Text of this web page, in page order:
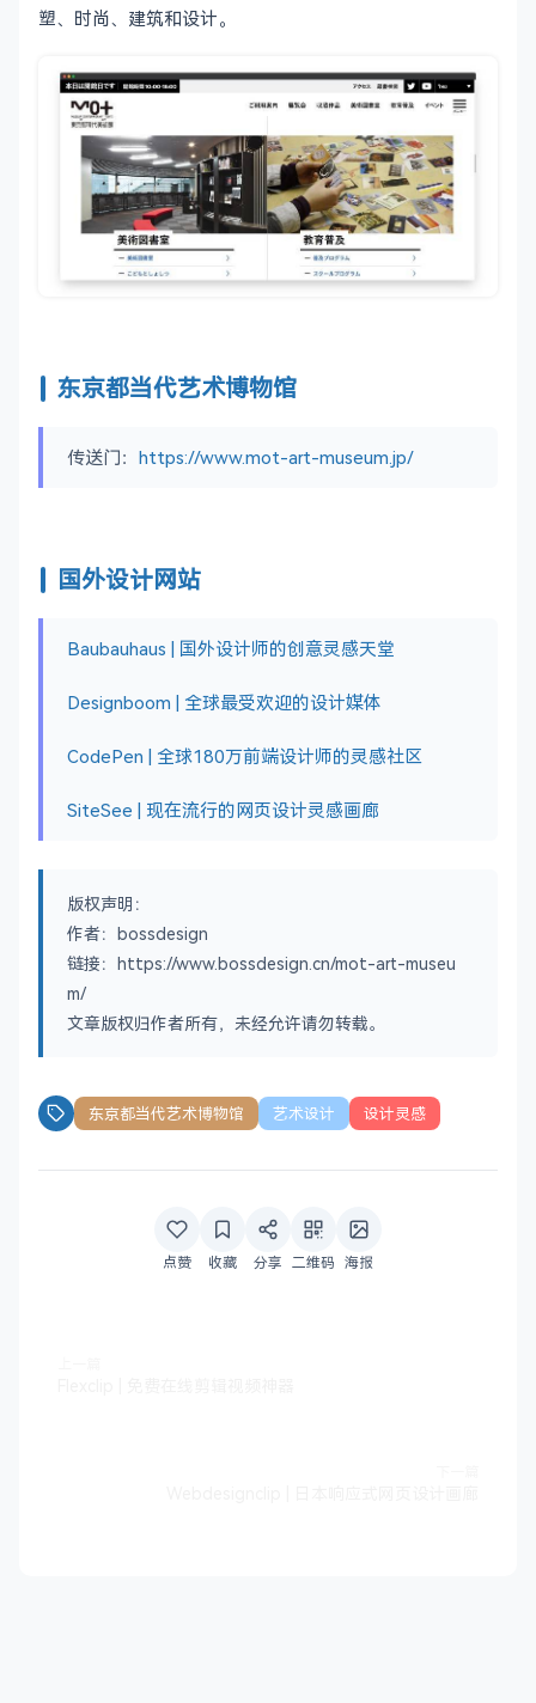
塑、时尚、建筑和设计。
东京都当代艺术博物馆
传送门： https://www.mot-art-museum.jp/
国外设计网站
Baubauhaus | 国外设计师的创意灵感天堂
Designboom | 全球最受欢迎的设计媒体
CodePen | 全球180万前端设计师的灵感社区
SiteSee | 现在流行的网页设计灵感画廊
版权声明：
作者：bossdesign
链接：https://www.bossdesign.cn/mot-art-museu
m/
文章版权归作者所有，未经允许请勿转载。
东京都当代艺术博物馆 艺术设计 设计灵感
点赞 收藏 分享 二维码 海报